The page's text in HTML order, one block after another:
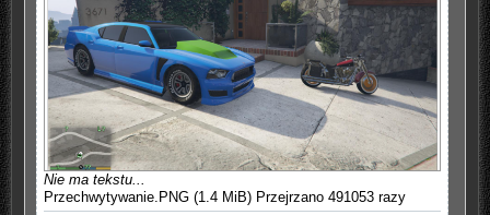
Nie ma tekstu...
Przechwytywanie.PNG (1.4 MiB) Przejrzano 491053 razy